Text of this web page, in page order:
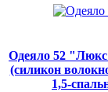
Одеяло 52
(силикон
1,5-